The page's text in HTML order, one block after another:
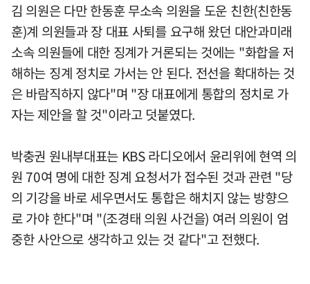
김 의원은 다만 한동훈 무소속 의원을 도운 친한(친한동
훈)계 의원들과 장 대표 사퇴를 요구해 왔던 대안과미래
소속 의원들에 대한 징계가 거론되는 것에는 "화합을 저
해하는 징계 정치로 가서는 안 된다. 전선을 확대하는 것
은 바람직하지 않다"며 "장 대표에게 통합의 정치로 가
자는 제안을 할 것"이라고 덧붙였다.
박충권 원내부대표는 KBS 라디오에서 윤리위에 현역 의
원 70여 명에 대한 징계 요청서가 접수된 것과 관련 "당
의 기강을 바로 세우면서도 통합은 해치지 않는 방향으
로 가야 한다"며 "(조경태 의원 사건을) 여러 의원이 엄
중한 사안으로 생각하고 있는 것 같다"고 전했다.